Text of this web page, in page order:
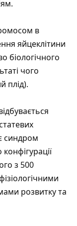
в
яйцеклітини
біологічного
чого
плід).
синдром
з 500
розвитку та